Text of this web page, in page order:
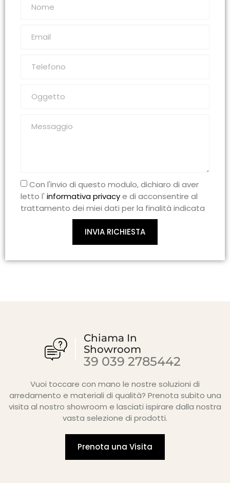
Con l'invio di questo modulo, dichiaro di aver
letto l' informativa privacye di acconsentire al
trattamento dei miei dati per la finalità indicata
INVIA RICHIESTA
Chiama In
Showroom
39 039 2785442
Vuoi toccare con mano le nostre soluzioni di
arredamento e materiali di qualità? Prenota subito una
visita al nostro showroom e lasciati ispirare dalla nostra
vasta selezione di prodotti.
Prenota una Visita